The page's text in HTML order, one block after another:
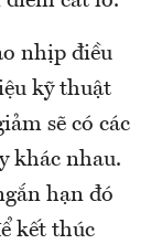
nhịp điều
kỹ thuật
sẽ có các
khác nhau.
hạn đó
kết thúc